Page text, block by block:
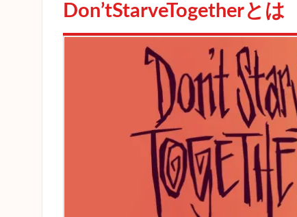
MOD
Don’tStarveTogetherとは